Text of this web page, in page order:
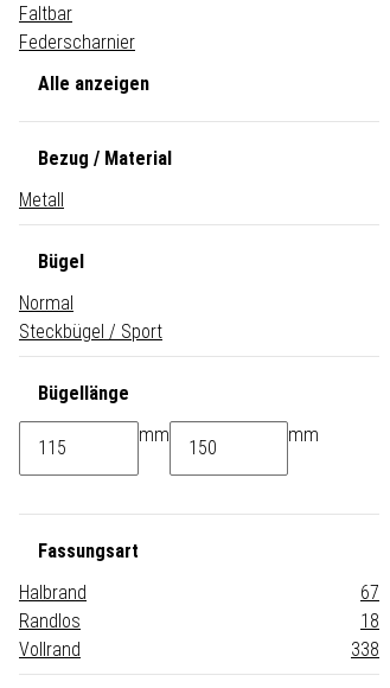
Faltbar
Federscharnier
Alle anzeigen
Bezug / Material
Metall
Bügel
Normal
Steckbügel / Sport
Bügellänge
mm
mm
Fassungsart
Halbrand
67
Randlos
18
Vollrand
338